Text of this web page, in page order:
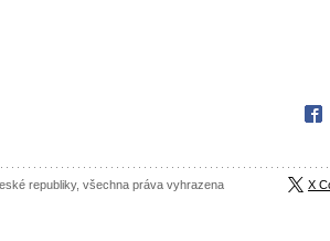
republiky, všechna práva vyhrazena X